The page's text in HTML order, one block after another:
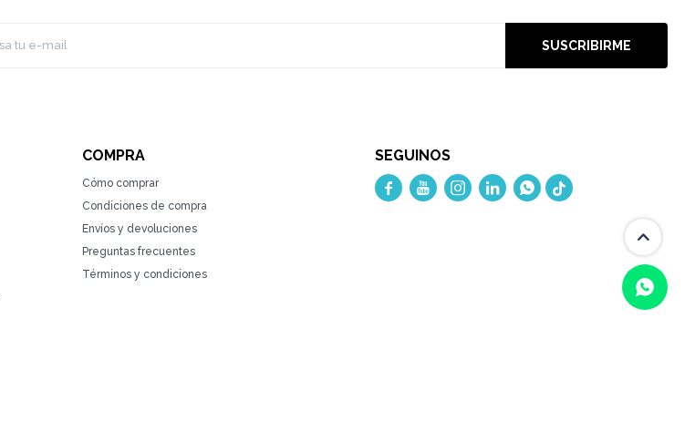
SUSCRIBIRME
COMPRA
Cómo comprar
Condiciones de compra
Envíos y devoluciones
Preguntas frecuentes
Términos y condiciones
SEGUINOS
    